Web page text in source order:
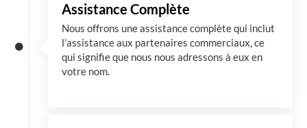
Assistance Complète
Nous offrons une assistance complète qui inclut
l’assistance aux partenaires commerciaux, ce
qui signifie que nous nous adressons à eux en
votre nom.